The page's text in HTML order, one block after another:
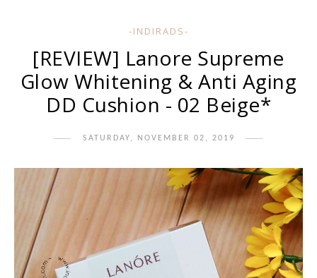
-INDIRADS-
[REVIEW] Lanore Supreme
Glow Whitening & Anti Aging
DD Cushion - 02 Beige*
SATURDAY, NOVEMBER 02, 2019